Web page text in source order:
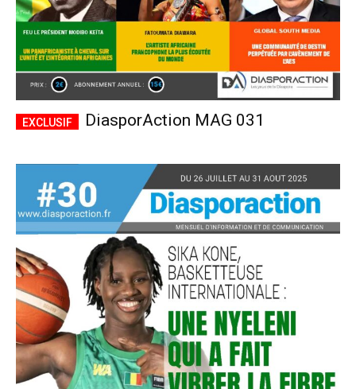
DiasporAction MAG 031